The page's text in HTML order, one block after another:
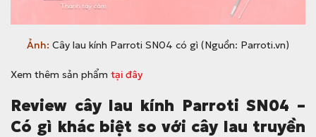
Ảnh: Cây lau kính Parroti SN04 có gì (Nguồn: Parroti.vn)
Xem thêm sản phẩm tại đây
Review cây lau kính Parroti SN04 –
Có gì khác biệt so với cây lau truyền